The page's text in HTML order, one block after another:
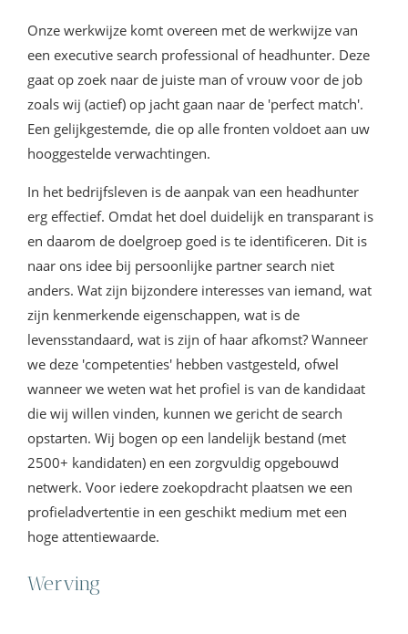
Onze werkwijze komt overeen met de werkwijze van
een executive search professional of headhunter. Deze
gaat op zoek naar de juiste man of vrouw voor de job
zoals wij (actief) op jacht gaan naar de 'perfect match'.
Een gelijkgestemde, die op alle fronten voldoet aan uw
hooggestelde verwachtingen.
In het bedrijfsleven is de aanpak van een headhunter
erg effectief. Omdat het doel duidelijk en transparant is
en daarom de doelgroep goed is te identificeren. Dit is
naar ons idee bij persoonlijke partner search niet
anders. Wat zijn bijzondere interesses van iemand, wat
zijn kenmerkende eigenschappen, wat is de
levensstandaard, wat is zijn of haar afkomst? Wanneer
we deze 'competenties' hebben vastgesteld, ofwel
wanneer we weten wat het profiel is van de kandidaat
die wij willen vinden, kunnen we gericht de search
opstarten. Wij bogen op een landelijk bestand (met
2500+ kandidaten) en een zorgvuldig opgebouwd
netwerk. Voor iedere zoekopdracht plaatsen we een
profieladvertentie in een geschikt medium met een
hoge attentiewaarde.
Werving